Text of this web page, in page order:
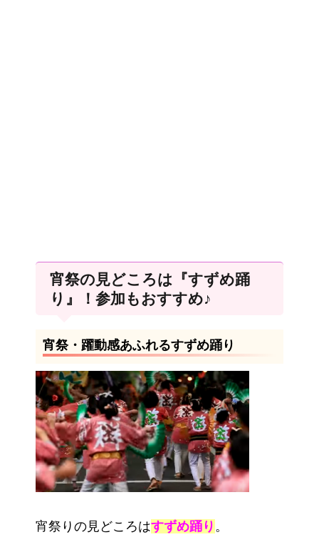
宵祭の見どころは『すずめ踊
り』！参加もおすすめ♪
宵祭・躍動感あふれるすずめ踊り
宵祭りの見どころはすずめ踊り 。